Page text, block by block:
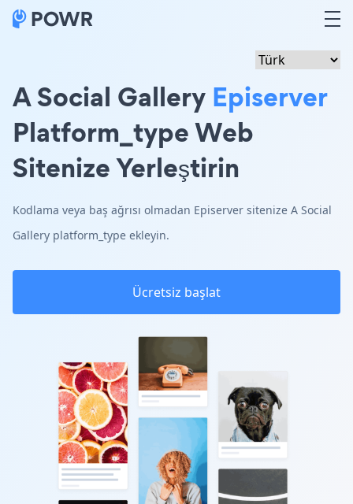
A Social Gallery Episerver
Platform_type Web
Sitenize Yerleştirin
Kodlama veya baş ağrısı olmadan Episerver sitenize A Social
Gallery platform_type ekleyin.
Ücretsiz başlat